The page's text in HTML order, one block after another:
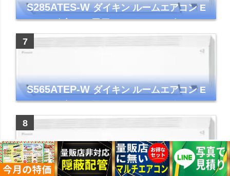
S285ATES-Wダイキン ルームエアコン E
シリーズ 主に10畳用 ホワイト 2025年モデル
コンパクトモデル ストリーマ
S565ATEP-Wダイキン ルームエアコン E
シリーズ 主に18畳用 ホワイト 2025年モデル
コンパクトモデル ストリーマ
S255ATES-Wダイキン ルームエアコン E